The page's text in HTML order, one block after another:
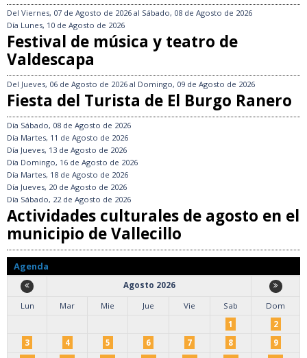
Del Viernes, 07 de Agosto de 2026 al Sábado, 08 de Agosto de 2026
Día Lunes, 10 de Agosto de 2026
Festival de música y teatro de
Valdescapa
Del Jueves, 06 de Agosto de 2026 al Domingo, 09 de Agosto de 2026
Fiesta del Turista de El Burgo Ranero
Día Sábado, 08 de Agosto de 2026
Día Martes, 11 de Agosto de 2026
Día Jueves, 13 de Agosto de 2026
Día Domingo, 16 de Agosto de 2026
Día Martes, 18 de Agosto de 2026
Día Jueves, 20 de Agosto de 2026
Día Sábado, 22 de Agosto de 2026
Actividades culturales de agosto en el
municipio de Vallecillo
Agenda
Agosto 2026
Lun
Mar Mie Jue Vie Sab
Dom
1
2
3
4 5 6 7 8
9